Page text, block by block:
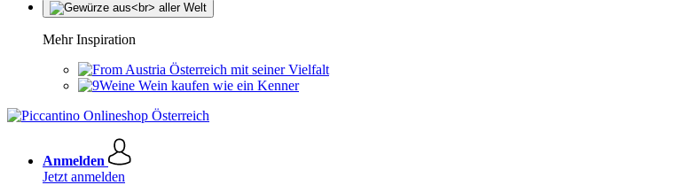
Mehr Inspiration
Österreich mit seiner Vielfalt
Wein kaufen wie ein Kenner
Anmelden
Jetzt anmelden